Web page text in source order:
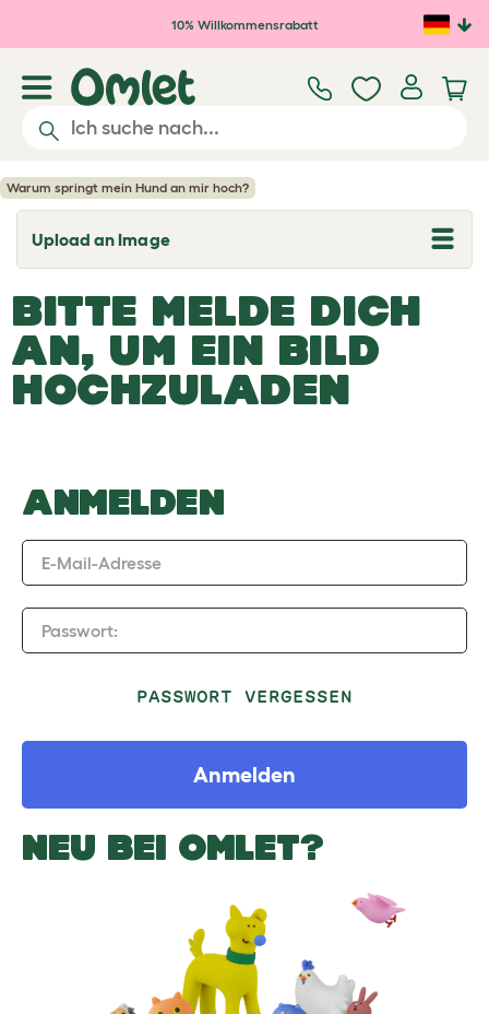
Zum Hauptinhalt springen
10% Willkommensrabatt
Warum springt mein Hund an mir hoch?
Upload an Image
T
o
g
e
d
r
p
BITTE MELDE DICH
AN, UM EIN BILD
HOCHZULADEN
ANMELDEN
E-Mail-Adresse
Passwort:
PASSWORT VERGESSEN
Anmelden
NEU BEI OMLET?